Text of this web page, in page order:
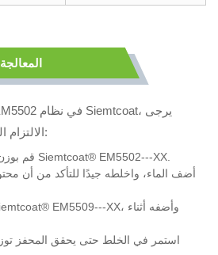
المعالجة
الالتزام الصارم بإجراء الخلط التالي:
1. قم بوزن أجزاء البوليمر الأساسي Siemtcoat® EM5502---XX.